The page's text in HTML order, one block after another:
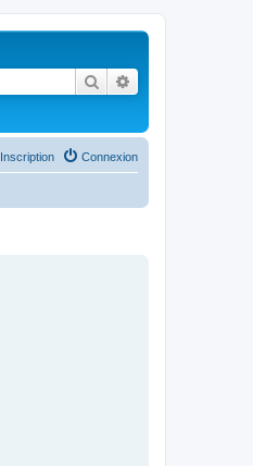
Rechercher
Connexion
Inscription